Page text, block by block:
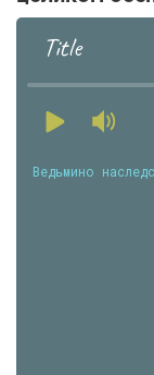
Title
Ведьмино